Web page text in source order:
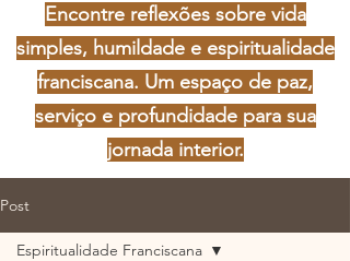
Encontre reflexões sobre vida
simples, humildade e espiritualidade
franciscana. Um espaço de paz,
serviço e profundidade para sua
jornada interior.
Post
Espiritualidade Franciscana